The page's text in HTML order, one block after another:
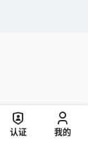
认证 我的